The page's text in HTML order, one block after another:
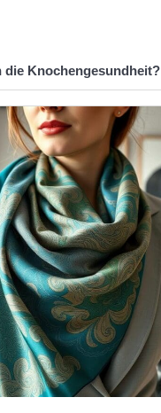
die Knochengesundheit?